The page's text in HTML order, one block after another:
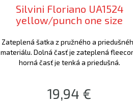
Silvini Floriano UA1524
yellow/punch one size
Zateplená šatka z pružného a
materiálu. Dolná časť je zateplená
horná časť je tenká a priedušná.
19,94 €